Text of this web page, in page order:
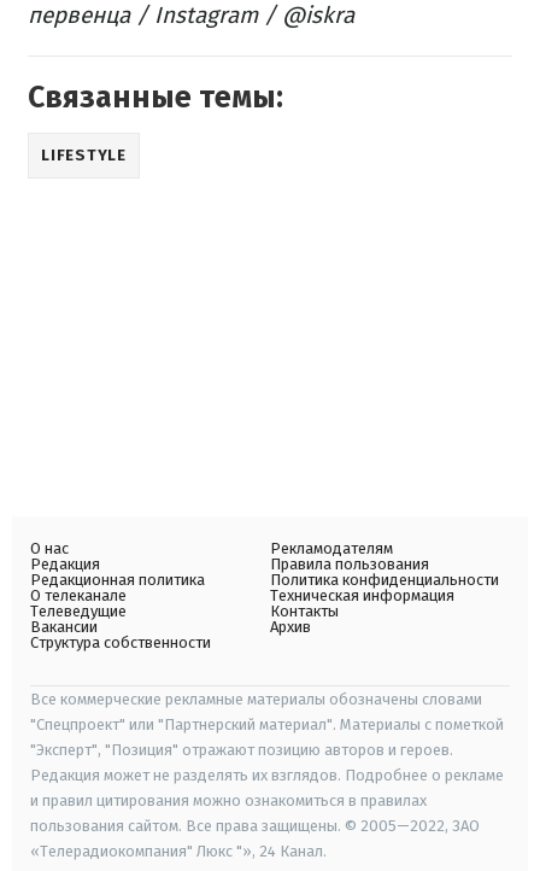
первенца / Instagram / @iskra
Связанные темы:
LIFESTYLE
О нас
Редакция
Редакционная политика
О телеканале
Телеведущие
Вакансии
Структура собственности
Рекламодателям
Правила пользования
Политика конфиденциальности
Техническая информация
Контакты
Архив
Все коммерческие рекламные материалы обозначены словами
"Спецпроект" или "Партнерский материал". Материалы с пометкой
"Эксперт", "Позиция" отражают позицию авторов и героев.
Редакция может не разделять их взглядов. Подробнее о рекламе
и правил цитирования можно ознакомиться в правилах
пользования сайтом. Все права защищены. © 2005—2022, ЗАО
«Телерадиокомпания" Люкс "», 24 Канал.